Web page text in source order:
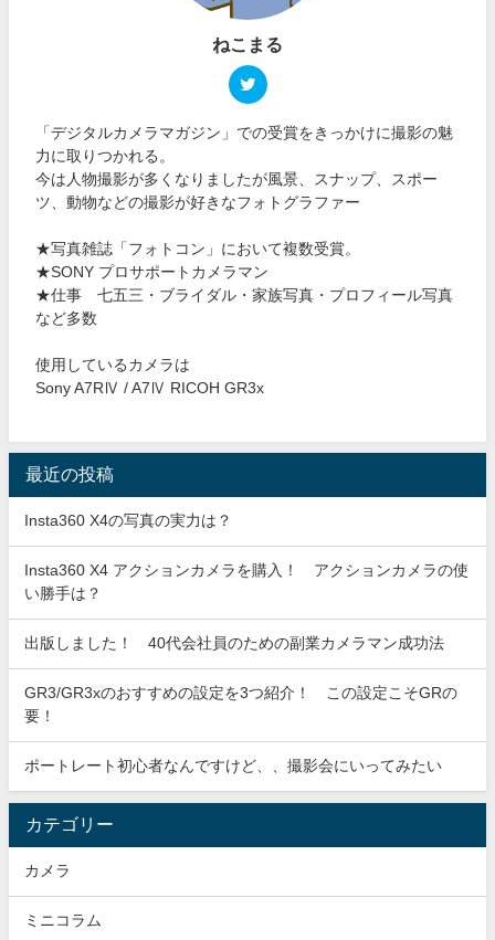
ねこまる
「デジタルカメラマガジン」での受賞をきっかけに撮影の魅
力に取りつかれる。
今は人物撮影が多くなりましたが風景、スナップ、スポー
ツ、動物などの撮影が好きなフォトグラファー
★写真雑誌「フォトコン」において複数受賞。
★SONY プロサポートカメラマン
★仕事 七五三・ブライダル・家族写真・プロフィール写真
など多数
使用しているカメラは
Sony A7RⅣ / A7Ⅳ RICOH GR3x
最近の投稿
Insta360 X4の写真の実力は？
Insta360 X4 アクションカメラを購入！ アクションカメラの使
い勝手は？
出版しました！ 40代会社員のための副業カメラマン成功法
GR3/GR3xのおすすめの設定を3つ紹介！ この設定こそGRの
要！
ポートレート初心者なんですけど、、撮影会にいってみたい
カテゴリー
カメラ
ミニコラム